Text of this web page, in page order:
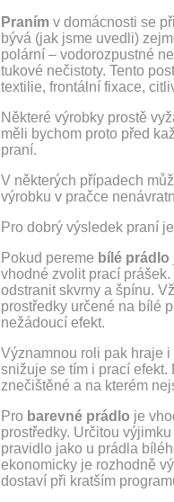
Praním v domácnosti se
bývá (jak jsme uvedli)
polární – vodorozpustné
tukové nečistoty. Tento
textilie, frontální fixace,
Některé výrobky prostě
měli bychom proto před
praní.
V některých případech
výrobku v pračce
Pro dobrý výsledek praní
Pokud pereme bílé prádlo
vhodné zvolit prací
odstranit skvrny a špínu.
prostředky určené na bílé
nežádoucí efekt.
Významnou roli pak hraje
snižuje se tím i prací
znečištěné a na kterém
Pro barevné prádlo je
prostředky. Určitou
pravidlo jako u prádla
ekonomicky je rozhodně
dostaví při kratším